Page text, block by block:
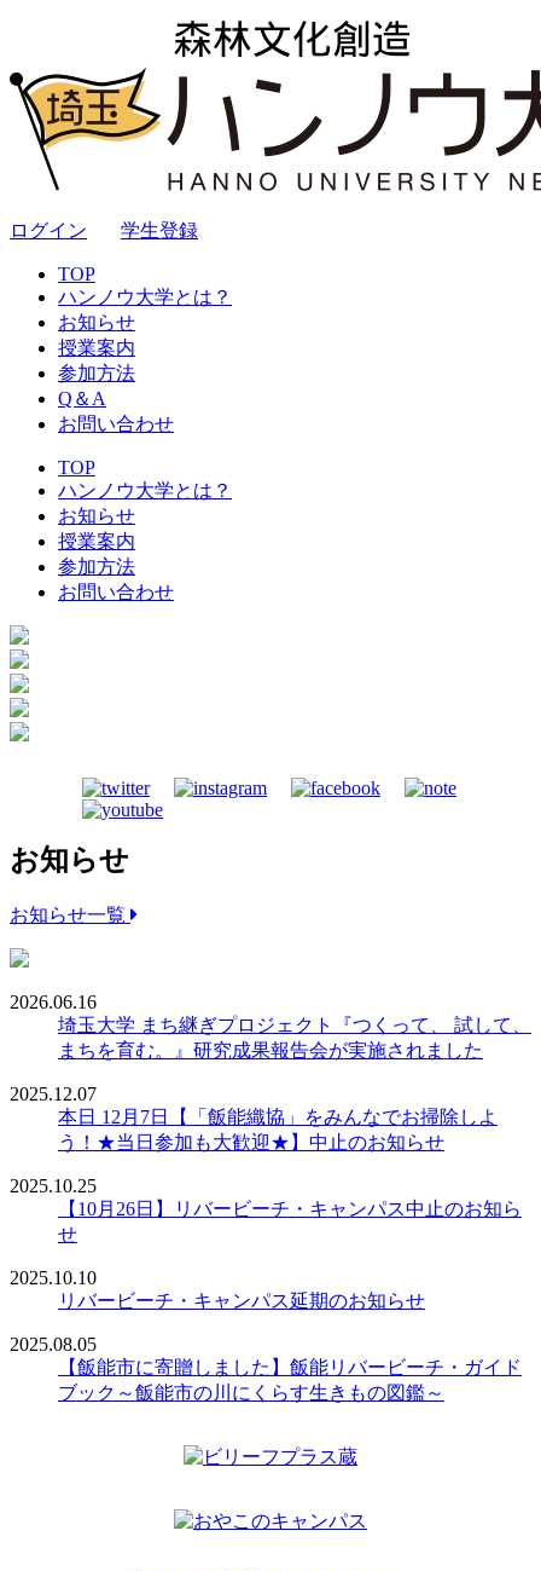
ログイン 学生登録
TOP
ハンノウ大学とは？
お知らせ
授業案内
参加方法
Q＆A
お問い合わせ
TOP
ハンノウ大学とは？
お知らせ
授業案内
参加方法
お問い合わせ
お知らせ
お知らせ一覧
2026.06.16
埼玉大学 まち継ぎプロジェクト『つくって、 試して、
まちを育む。』研究成果報告会が実施されました
2025.12.07
本日 12月7日【「飯能織協」をみんなでお掃除しよ
う！★当日参加も大歓迎★】中止のお知らせ
2025.10.25
【10月26日】リバービーチ・キャンパス中止のお知ら
せ
2025.10.10
リバービーチ・キャンパス延期のお知らせ
2025.08.05
【飯能市に寄贈しました】飯能リバービーチ・ガイド
ブック～飯能市の川にくらす生きもの図鑑～